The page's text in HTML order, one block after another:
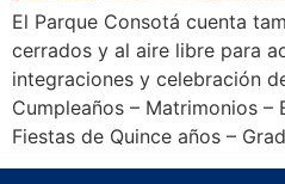
El Parque Consotá cuenta
cerrados y al aire libre para
integraciones y celebración
Cumpleaños – Matrimonios –
Fiestas de Quince años –